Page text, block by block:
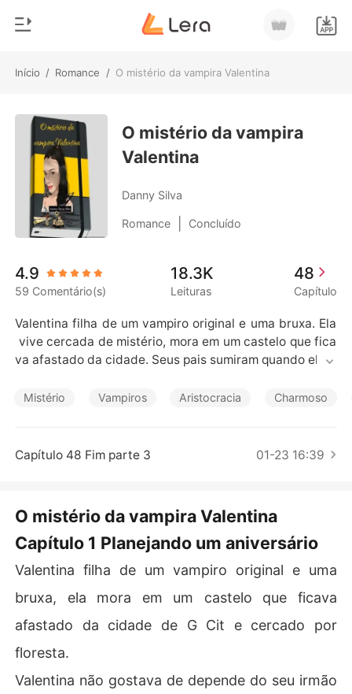
Início / Romance / O mistério da vampira Valentina
Loja
Histórico
Sair
Baixar App
Gênero
Moderno
Lobisomem
Contos
Bilionários
Contos Curtos
O mistério da vampira
Valentina
Danny Silva
Romance Concluído
4.9
59 Comentário(s)
18.3K
Leituras
48
Capítulo
Valentina filha de um vampiro original e uma bruxa. Ela
vive cercada de mistério, mora em um castelo que fica
va afastado da cidade. Seus pais sumiram quando ela ti
da cidade de G Cit., seu irmão tentar a muito tempo en
Venha ler e descobri qual é o grande segredo que fica e
Mistério Vampiros Aristocracia Charmoso
Capítulo 48 Fim parte 3 01-23 16:39
O mistério da vampira Valentina
Capítulo 1 Planejando um aniversário
Valentina filha de um vampiro original e uma
bruxa, ela mora em um castelo que ficava
afastado da cidade de G Cit e cercado por
floresta.
Valentina não gostava de depende do seu irmão